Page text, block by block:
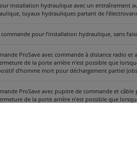
installation hydraulique avec un entraînement
tuyaux hydrauliques partant de
commande pour l’installation hydraulique, sans
ProSave avec commande à distance radio
de la porte arrière n’est possible que
d’homme mort pour déchargement partiel
ProSave avec pupitre de commande et
de la porte arrière n’est possible que